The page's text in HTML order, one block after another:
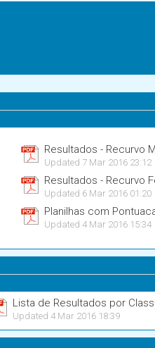
Resultados - Recurvo
Updated 7 Mar 2016 23:12
Resultados - Recurvo
Updated 6 Mar 2016 01:20
Planilhas com
Updated 4 Mar 2016 15:34
Lista de Resultados por
Updated 4 Mar 2016 18:39